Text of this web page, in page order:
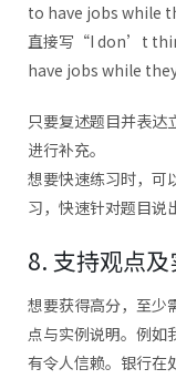
to have jobs while
直接写“I don’t
have jobs while
只要复述题目并表达
进行补充。
想要快速练习时，可
习，快速针对题目说
8. 支持观点
想要获得高分，至少
点与实例说明。例如
有令人信赖。银行在